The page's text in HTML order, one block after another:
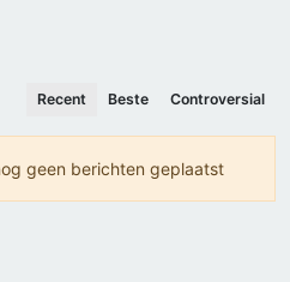
Recent Beste Controversial
geen berichten geplaatst